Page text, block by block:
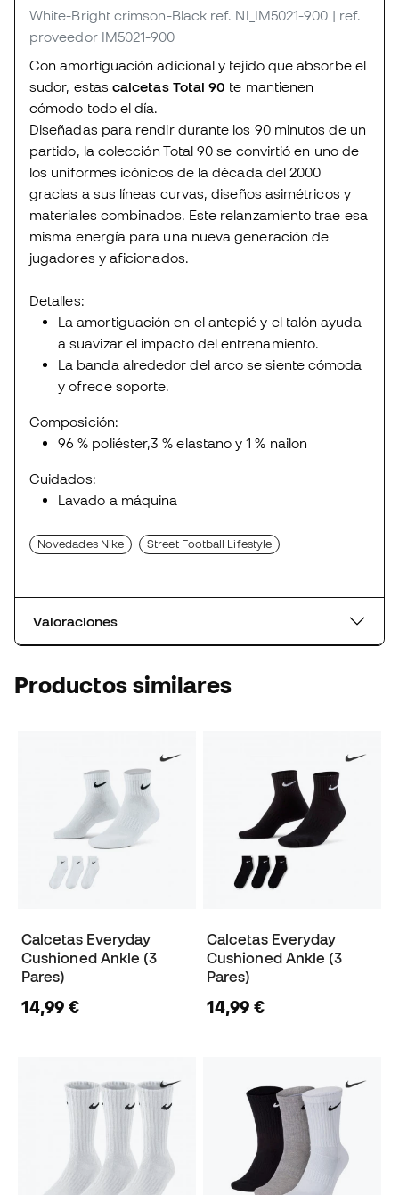
White-Bright crimson-Black ref. NI_IM5021-900 | ref.
proveedor IM5021-900
Con amortiguación adicional y tejido que absorbe el
sudor, estascalcetas Total 90 te mantienen
cómodo todo el día.
Diseñadas para rendir durante los 90 minutos de un
partido, la colección Total 90 se convirtió en uno de
los uniformes icónicos de la década del 2000
gracias a sus líneas curvas, diseños asimétricos y
materiales combinados. Este relanzamiento trae esa
misma energía para una nueva generación de
jugadores y aficionados.
Detalles:
La amortiguación en el antepié y el talón ayuda
a suavizar el impacto del entrenamiento.
La banda alrededor del arco se siente cómoda
y ofrece soporte.
Composición:
96 % poliéster,3 % elastano y 1 % nailon
Cuidados:
Lavado a máquina
Novedades Nike Street Football Lifestyle
Valoraciones
Productos similares
Calcetas Everyday
Cushioned Ankle (3
Pares)
14,99 €
Calcetas Everyday
Cushioned Ankle (3
Pares)
14,99 €